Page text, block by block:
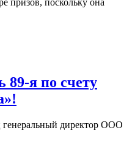
призов, поскольку она
89-я по счету
генеральный директор ООО